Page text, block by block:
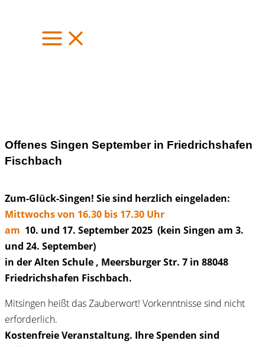
springen
Offenes Singen September in Friedrichshafen
Fischbach
Zum-Glück-Singen! Sie sind herzlich eingeladen:
Mittwochs von 16.30 bis 17.30 Uhr
am 10. und 17. September 2025 (kein Singen am 3.
und 24. September)
in der Alten Schule , Meersburger Str. 7 in 88048
Friedrichshafen Fischbach.
Mitsingen heißt das Zauberwort! Vorkenntnisse sind nicht
erforderlich.
Kostenfreie Veranstaltung. Ihre Spenden sind